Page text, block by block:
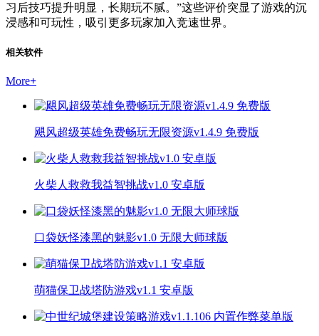
习后技巧提升明显，长期玩不腻。”这些评价突显了游戏的沉
浸感和可玩性，吸引更多玩家加入竞速世界。
相关软件
More+
飓风超级英雄免费畅玩无限资源v1.4.9 免费版
火柴人救救我益智挑战v1.0 安卓版
口袋妖怪漆黑的魅影v1.0 无限大师球版
萌猫保卫战塔防游戏v1.1 安卓版